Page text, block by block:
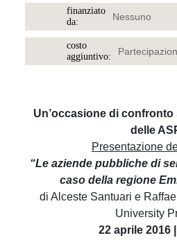
finanziato
da:
Nessuno
costo
aggiuntivo:
Un’occasione di
delle
Presentazione
“Le aziende pubbliche di
caso della regione
di Alceste Santuari e
University
22 aprile 2016